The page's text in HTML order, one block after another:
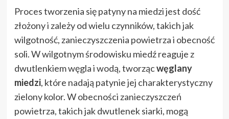
Proces tworzenia się patyny na miedzi jest dość
złożony i zależy od wielu czynników, takich jak
wilgotność, zanieczyszczenia powietrza i obecność
soli. W wilgotnym środowisku miedź reaguje z
dwutlenkiem węgla i wodą, tworzącwęglany
miedzi, które nadają patynie jej charakterystyczny
zielony kolor. W obecności zanieczyszczeń
powietrza, takich jak dwutlenek siarki, mogą